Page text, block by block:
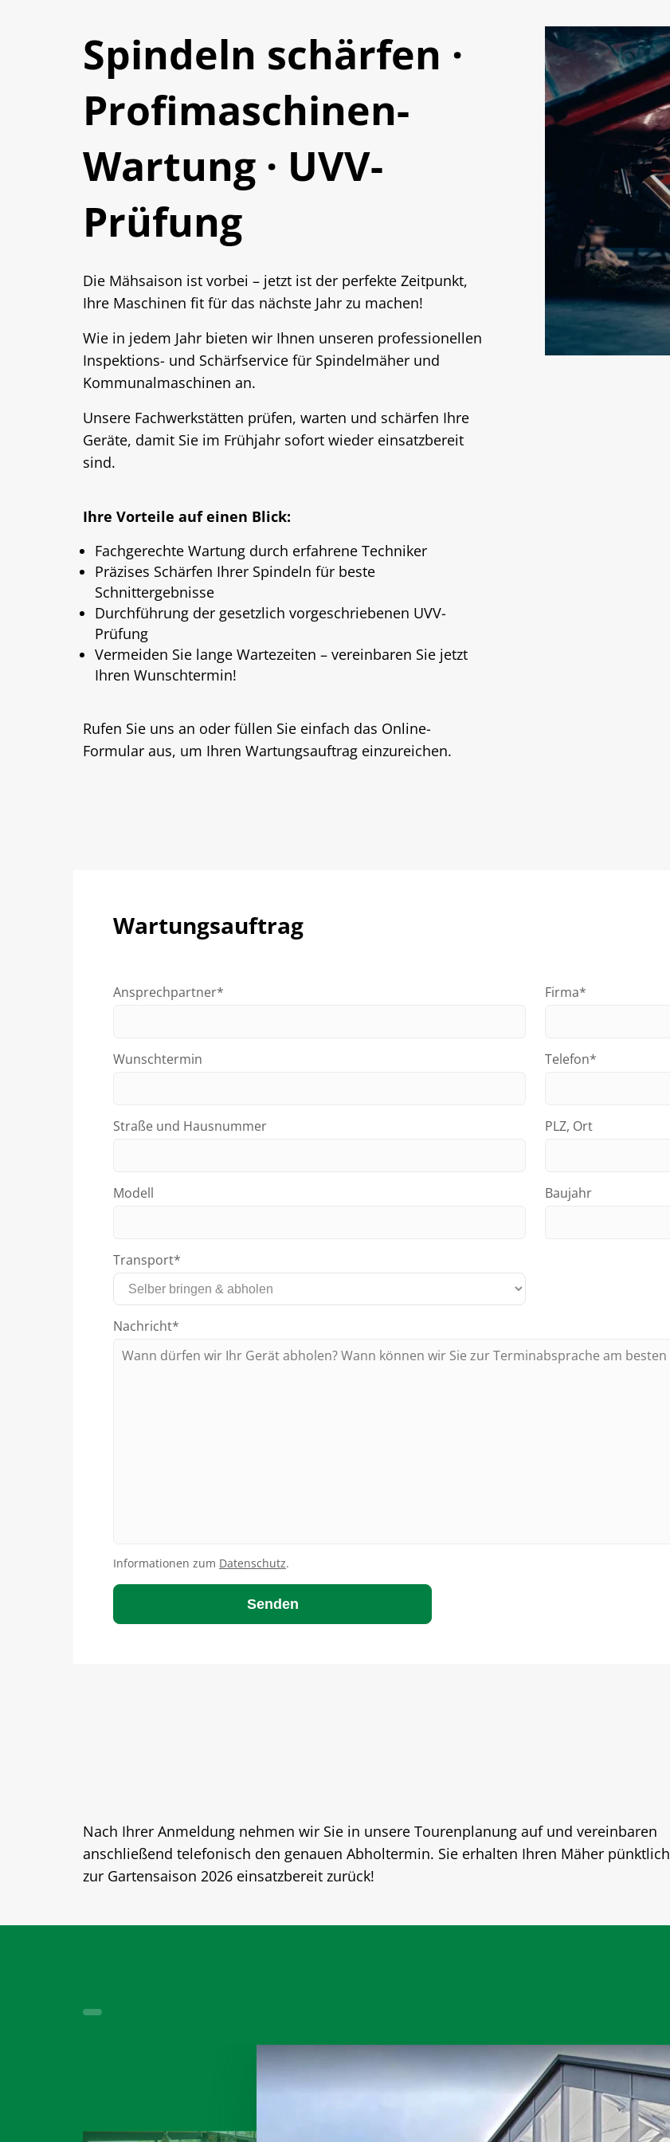
Spindeln schärfen ·
Profimaschinen-
Wartung · UVV-
Prüfung
Die Mähsaison ist vorbei – jetzt ist der perfekte Zeitpunkt,
Ihre Maschinen fit für das nächste Jahr zu machen!
Wie in jedem Jahr bieten wir Ihnen unseren professionellen
Inspektions- und Schärfservice für Spindelmäher und
Kommunalmaschinen an.
Unsere Fachwerkstätten prüfen, warten und schärfen Ihre
Geräte, damit Sie im Frühjahr sofort wieder einsatzbereit
sind.
Ihre Vorteile auf einen Blick:
Fachgerechte Wartung durch erfahrene Techniker
Präzises Schärfen Ihrer Spindeln für beste
Schnittergebnisse
Durchführung der gesetzlich vorgeschriebenen UVV-
Prüfung
Vermeiden Sie lange Wartezeiten – vereinbaren Sie jetzt
Ihren Wunschtermin!
Rufen Sie uns an oder füllen Sie einfach das Online-
Formular aus, um Ihren Wartungsauftrag einzureichen.
Wartungsauftrag
Ansprechpartner* Firma*
Wunschtermin Telefon*
Straße und Hausnummer PLZ, Ort
Modell Baujahr
Transport*
Nachricht*
Bitte nicht ausfüllen
Informationen zum Datenschutz.
Senden
Nach Ihrer Anmeldung nehmen wir Sie in unsere Tourenplanung auf und vereinbaren
anschließend telefonisch den genauen Abholtermin. Sie erhalten Ihren Mäher pünktlich
zur Gartensaison 2026 einsatzbereit zurück!